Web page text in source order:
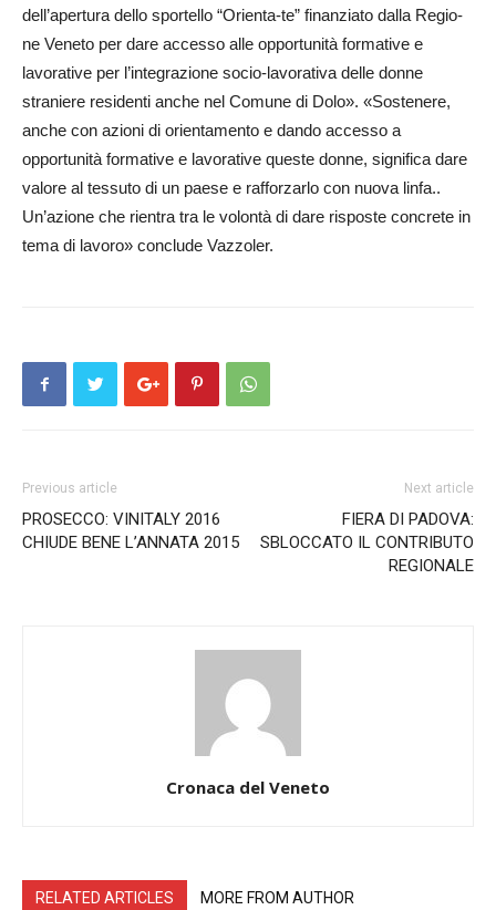
dell’apertura dello sportello “Orienta-te” fi­nan­ziato dalla Regio­
ne Veneto per dare accesso alle opportunità formative e
lavorative per l’integrazione socio-lavorativa delle donne
straniere residenti anche nel Comune di Dolo». «Sostenere,
anche con azioni di orientamento e dando accesso a
opportunità formative e lavorative queste donne, significa dare
valore al tessuto di un paese e rafforzarlo con nuova linfa..
Un’azione che rientra tra le volontà di dare risposte concrete in
tema di lavoro» conclude Vazzoler.
Previous article
PROSECCO: VINITALY 2016
CHIUDE BENE L’ANNATA 2015
Next article
FIERA DI PADOVA:
SBLOCCATO IL CONTRIBUTO
REGIONALE
Cronaca del Veneto
RELATED ARTICLES MORE FROM AUTHOR